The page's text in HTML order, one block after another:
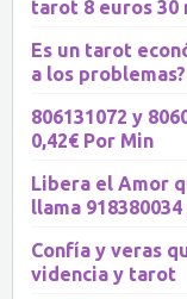
tarot 8 euros 30
Es un tarot
a los problemas?
806131072 y
0,42€ Por Min
Libera el Amor
llama
Confía y veras
videncia y tarot